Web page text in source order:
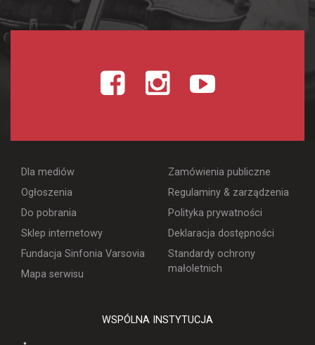
Dla mediów
Ogłoszenia
Do pobrania
Sklep internetowy
Fundacja Sinfonia Varsovia
Mapa serwisu
Zamówienia publiczne
Regulaminy & zarządzenia
Polityka prywatności
Deklaracja dostępności
Standardy ochrony
małoletnich
WSPÓLNA INSTYTUCJA